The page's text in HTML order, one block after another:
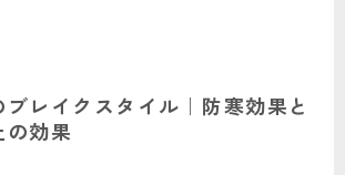
レイクスタイル｜防寒効果と
効果